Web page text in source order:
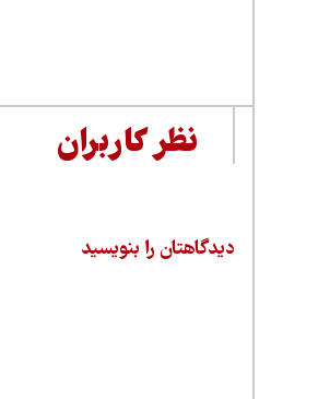
نظر کاربران
دیدگاهتان را بنویسید